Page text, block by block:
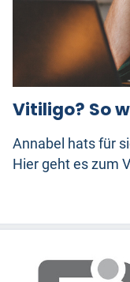
Vitiligo? So
Annabel hats für
Hier geht es